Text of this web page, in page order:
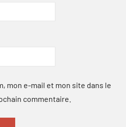
mon e-mail et mon site dans le
commentaire.